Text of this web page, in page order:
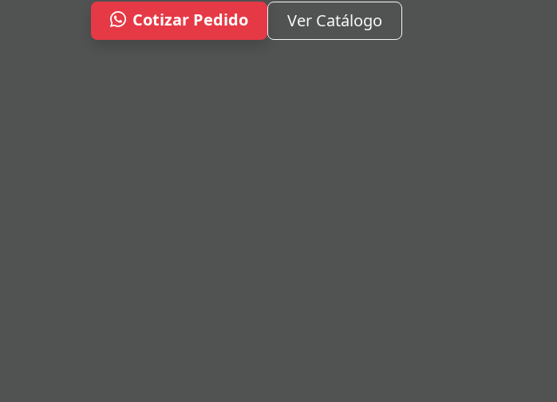
Cotizar Pedido Ver Catálogo